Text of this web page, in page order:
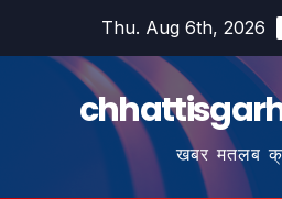
Thu. Aug 6th, 2026
खबर मतलब